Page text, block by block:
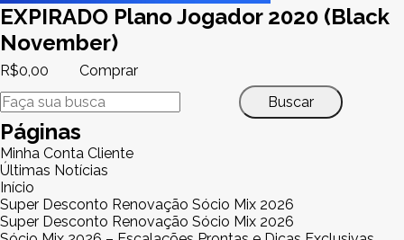
EXPIRADO Plano Jogador 2020 (Black
November)
R$0,00
Comprar
Buscar
Páginas
Minha Conta Cliente
Últimas Notícias
Início
Super Desconto Renovação Sócio Mix 2026
Super Desconto Renovação Sócio Mix 2026